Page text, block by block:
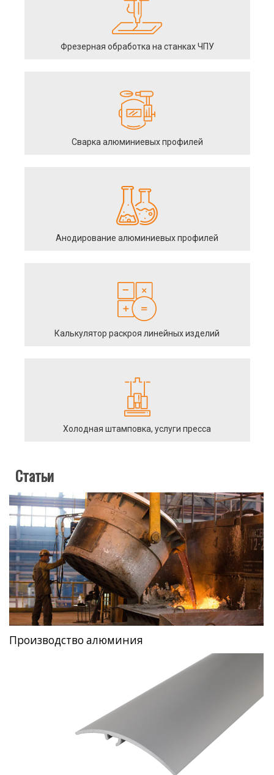
Фрезерная обработка на станках ЧПУ
Сварка алюминиевых профилей
Анодирование алюминиевых профилей
Калькулятор раскроя линейных изделий
Холодная штамповка, услуги пресса
Статьи
Производство алюминия